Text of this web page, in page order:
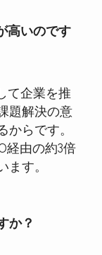
高いのです
て企業を推
題解決の意
らです。
経由の約3倍
す。
か？